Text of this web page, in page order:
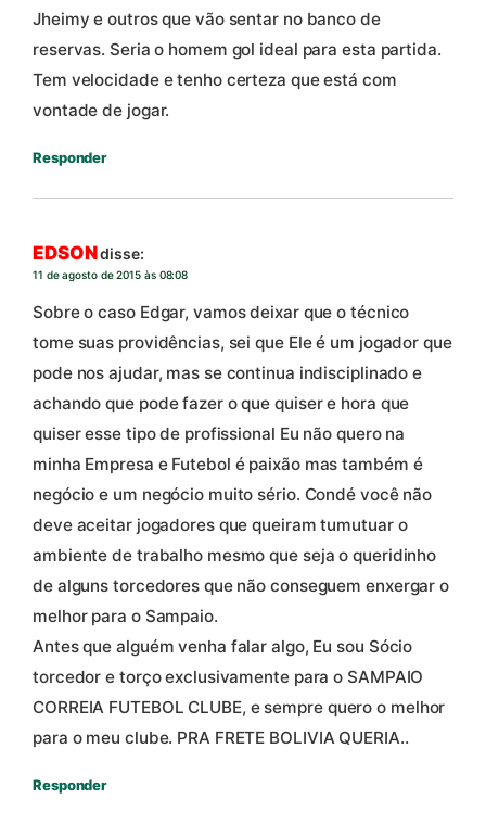
Jheimy e outros que vão sentar no banco de
reservas. Seria o homem gol ideal para esta partida.
Tem velocidade e tenho certeza que está com
vontade de jogar.
Responder
EDSONdisse:
11 de agosto de 2015 às 08:08
Sobre o caso Edgar, vamos deixar que o técnico
tome suas providências, sei que Ele é um jogador que
pode nos ajudar, mas se continua indisciplinado e
achando que pode fazer o que quiser e hora que
quiser esse tipo de profissional Eu não quero na
minha Empresa e Futebol é paixão mas também é
negócio e um negócio muito sério. Condé você não
deve aceitar jogadores que queiram tumutuar o
ambiente de trabalho mesmo que seja o queridinho
de alguns torcedores que não conseguem enxergar o
melhor para o Sampaio.
Antes que alguém venha falar algo, Eu sou Sócio
torcedor e torço exclusivamente para o SAMPAIO
CORREIA FUTEBOL CLUBE, e sempre quero o melhor
para o meu clube. PRA FRETE BOLIVIA QUERIA..
Responder